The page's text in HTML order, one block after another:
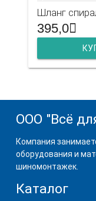
Шланг
395,0
ООО "Всё
Компания
оборудования и
шиномонтажек.
Каталог